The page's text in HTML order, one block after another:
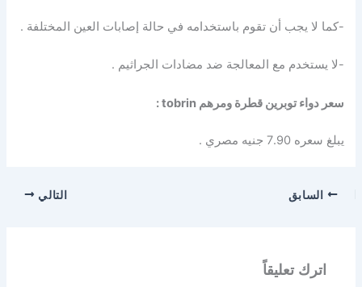
-كما لا يجب أن تقوم باستخدامه في حالة إصابات العين المختلفة .
-لا يستخدم مع المعالجة ضد مضادات الجراثيم .
سعر دواء توبرين قطرة ومرهم tobrin :
يبلغ سعره 7.90 جنيه مصري .
السابق التالي
اترك تعليقاً